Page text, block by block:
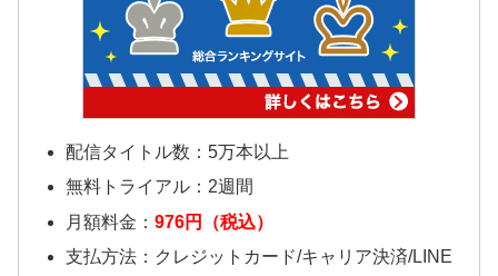
配信タイトル数：5万本以上
無料トライアル：2週間
月額料金： 976円（税込）
支払方法：クレジットカード/キャリア決済/LINE